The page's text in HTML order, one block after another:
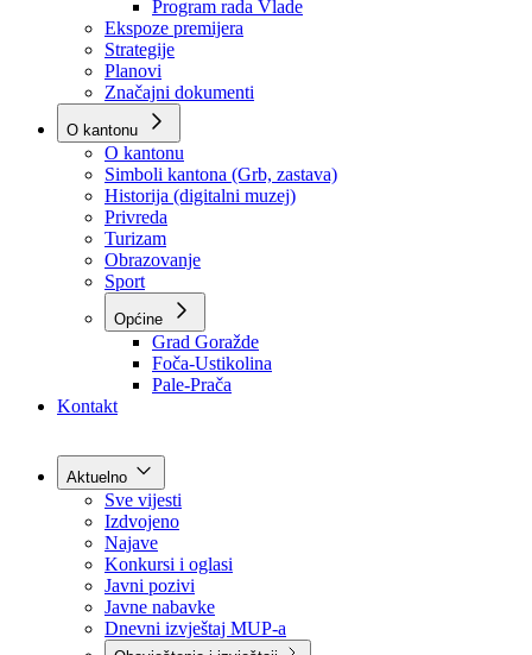
Vlada
Poslovnik
Program rada Vlade
Ekspoze premijera
Strategije
Planovi
Značajni dokumenti
O kantonu
O kantonu
Simboli kantona (Grb, zastava)
Historija (digitalni muzej)
Privreda
Turizam
Obrazovanje
Sport
Općine
Kontakt
Aktuelno
Sve vijesti
Izdvojeno
Najave
Konkursi i oglasi
Javni pozivi